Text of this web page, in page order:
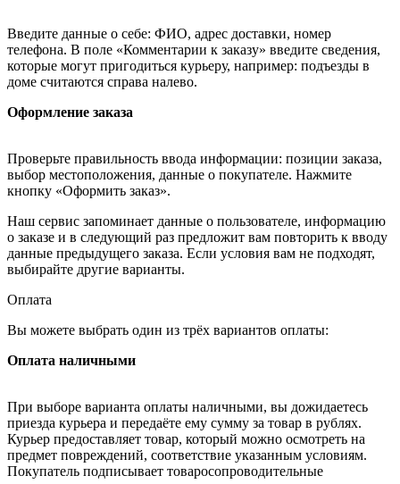
Введите данные о себе: ФИО, адрес доставки, номер
телефона. В поле «Комментарии к заказу» введите сведения,
которые могут пригодиться курьеру, например: подъезды в
доме считаются справа налево.
Оформление заказа
Проверьте правильность ввода информации: позиции заказа,
выбор местоположения, данные о покупателе. Нажмите
кнопку «Оформить заказ».
Наш сервис запоминает данные о пользователе, информацию
о заказе и в следующий раз предложит вам повторить к вводу
данные предыдущего заказа. Если условия вам не подходят,
выбирайте другие варианты.
Оплата
Вы можете выбрать один из трёх вариантов оплаты:
Оплата наличными
При выборе варианта оплаты наличными, вы дожидаетесь
приезда курьера и передаёте ему сумму за товар в рублях.
Курьер предоставляет товар, который можно осмотреть на
предмет повреждений, соответствие указанным условиям.
Покупатель подписывает товаросопроводительные